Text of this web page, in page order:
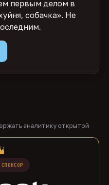
первым делом в
собачка». Не
аналитику открытой